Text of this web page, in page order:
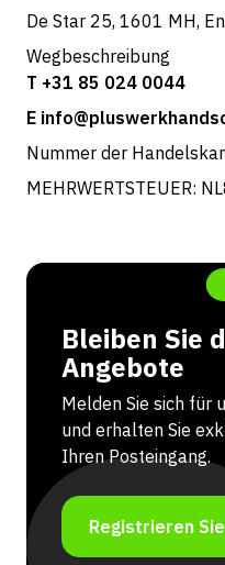
De Star 25, 1601 MH,
Wegbeschreibung
T +31 85 024 0044
E
Nummer der
MEHRWERTSTEUER:
Bleiben Sie
Angebote
Melden Sie sich für
und erhalten Sie
Ihren Posteingang.
Registrieren